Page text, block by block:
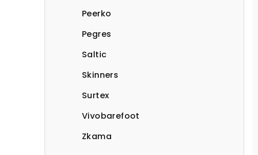
Peerko
Pegres
Saltic
Skinners
Surtex
Vivobarefoot
Zkama